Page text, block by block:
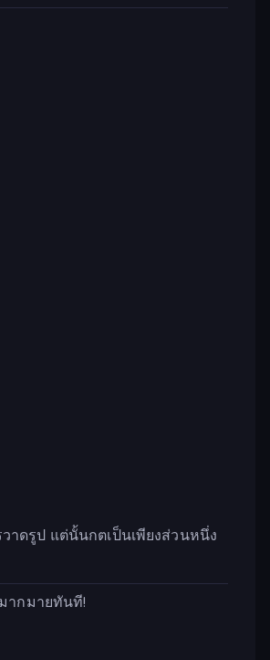
าดรูป แต่นั้นกตเป็นเพียงส่วนหนึ่ง
ากมายทันที!